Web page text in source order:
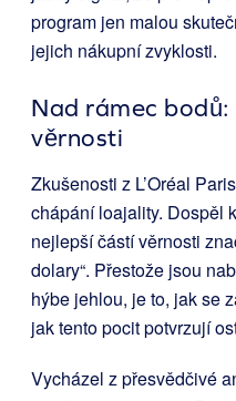
program jen malou
jejich nákupní zvyklosti.
Nad rámec
věrnosti
Zkušenosti z L’Oréal
chápání loajality. Dospěl
nejlepší částí věrnosti
dolary“. Přestože jsou
hýbe jehlou, je to, jak se
jak tento pocit potvrzují
Vycházel z přesvědčivé